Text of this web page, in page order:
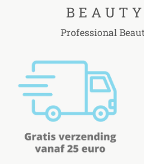
B E A U T Y
Professional